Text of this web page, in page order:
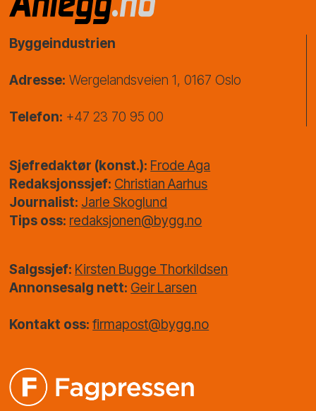
Byggeindustrien
Adresse: Wergelandsveien 1, 0167 Oslo
Telefon: +47 23 70 95 00
Sjefredaktør (konst.): Frode Aga
Redaksjonssjef: Christian Aarhus
Journalist: Jarle Skoglund
Tips oss: redaksjonen@bygg.no
Salgssjef: Kirsten Bugge Thorkildsen
Annonsesalg nett: Geir Larsen
Kontakt oss:firmapost@bygg.no